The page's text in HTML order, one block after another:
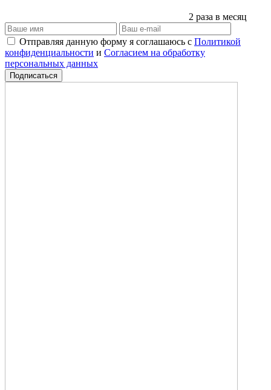
2 раза в месяц
Отправляя данную форму я соглашаюсь с Политикой
конфиденциальности и Согласием на обработку
персональных данных
Подписаться